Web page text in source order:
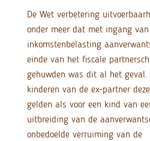
De Wet verbetering
onder meer dat met ingang
inkomstenbelasting
einde van het fiscale
gehuwden was dit al het geval.
kinderen van de ex-partner
gelden als voor een kind van
uitbreiding van de
onbedoelde verruiming van de